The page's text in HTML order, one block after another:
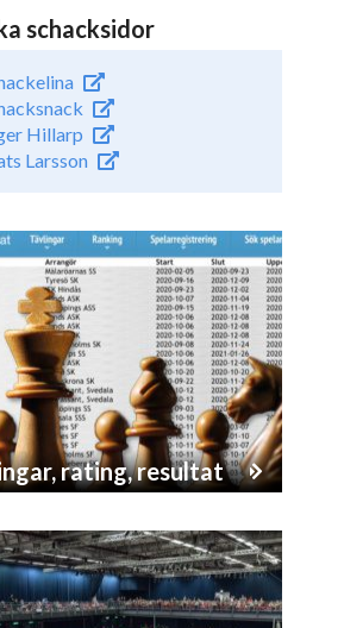
schacksidor
Hillarp
Larsson
rating, resultat